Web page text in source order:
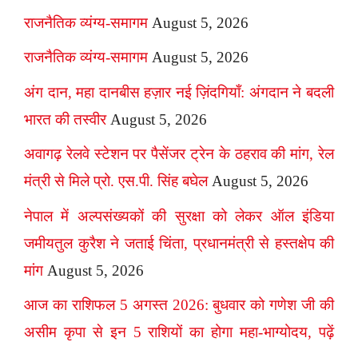
राजनैतिक व्यंग्य-समागम August 5, 2026
राजनैतिक व्यंग्य-समागम August 5, 2026
अंग दान, महा दानबीस हज़ार नई ज़िंदगियाँ: अंगदान ने बदली
भारत की तस्वीर August 5, 2026
अवागढ़ रेलवे स्टेशन पर पैसेंजर ट्रेन के ठहराव की मांग, रेल
मंत्री से मिले प्रो. एस.पी. सिंह बघेल August 5, 2026
नेपाल में अल्पसंख्यकों की सुरक्षा को लेकर ऑल इंडिया
जमीयतुल कुरैश ने जताई चिंता, प्रधानमंत्री से हस्तक्षेप की
मांग August 5, 2026
आज का राशिफल 5 अगस्त 2026: बुधवार को गणेश जी की
असीम कृपा से इन 5 राशियों का होगा महा-भाग्योदय, पढ़ें